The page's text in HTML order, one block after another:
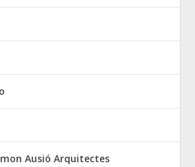
Ausió Arquitectes